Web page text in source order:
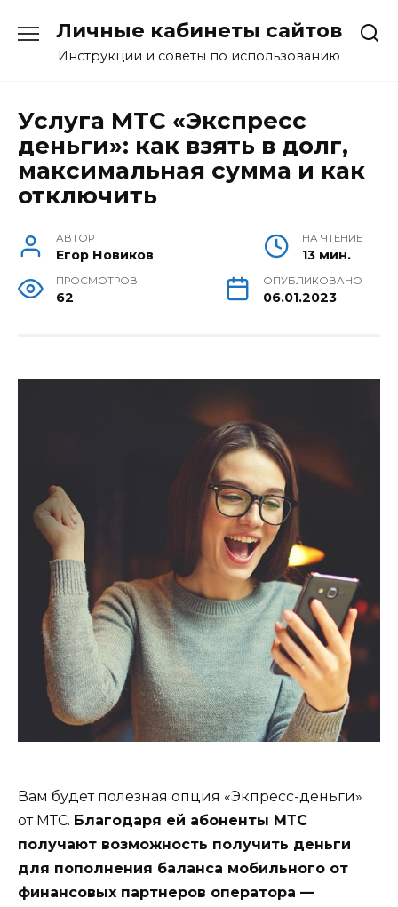
содержанию
Личные кабинеты сайтов
Инструкции и советы по использованию
Услуга МТС «Экспресс
деньги»: как взять в долг,
максимальная сумма и как
отключить
АВТОР
Егор Новиков
НА ЧТЕНИЕ
13 мин.
ПРОСМОТРОВ
62
ОПУБЛИКОВАНО
06.01.2023
Вам будет полезная опция «Экпресс-деньги»
от МТС. Благодаря ей абоненты МТС
получают возможность получить деньги
для пополнения баланса мобильного от
финансовых партнеров оператора —